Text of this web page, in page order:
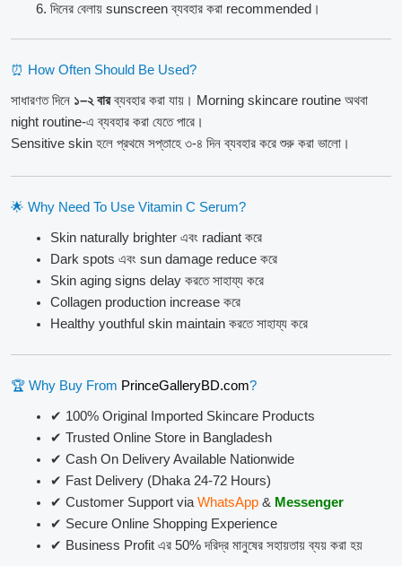
দিনের বেলায় sunscreen ব্যবহার করা recommended।
⏰ How Often Should Be Used?
সাধারণত দিনে ১–২ বারব্যবহার করা যায়। Morning skincare routine অথবা
night routine-এ ব্যবহার করা যেতে পারে।
Sensitive skin হলে প্রথমে সপ্তাহে ৩-৪ দিন ব্যবহার করে শুরু করা ভালো।
🌟 Why Need To Use Vitamin C Serum?
Skin naturally brighter এবং radiant করে
Dark spots এবং sun damage reduce করে
Skin aging signs delay করতে সাহায্য করে
Collagen production increase করে
Healthy youthful skin maintain করতে সাহায্য করে
🏆 Why Buy From PrinceGalleryBD.com?
✔ 100% Original Imported Skincare Products
✔ Trusted Online Store in Bangladesh
✔ Cash On Delivery Available Nationwide
✔ Fast Delivery (Dhaka 24-72 Hours)
✔ Customer Support via WhatsApp & Messenger
✔ Secure Online Shopping Experience
✔ Business Profit এর 50% দরিদ্র মানুষের সহায়তায় ব্যয় করা হয়